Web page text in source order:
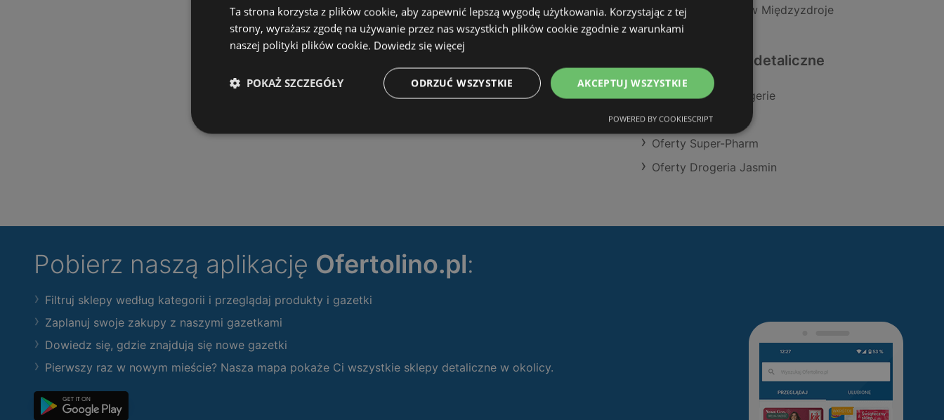
Sklepy Rossmann w Międzyzdroje
Podobne sklepy detaliczne
Oferty Natura Drogerie
Oferty Hebe
Oferty Super-Pharm
Oferty Drogeria Jasmin
Pobierz naszą aplikację Ofertolino.pl:
Filtruj sklepy według kategorii i przeglądaj produkty i gazetki
Zaplanuj swoje zakupy z naszymi gazetkami
Dowiedz się, gdzie znajdują się nowe gazetki
Pierwszy raz w nowym mieście? Nasza mapa pokaże Ci wszystkie sklepy detaliczne w okolicy.
Ta strona korzysta z plików cookie, aby zapewnić lepszą wygodę użytkowania. Korzystając z tej
strony, wyrażasz zgodę na używanie przez nas wszystkich plików cookie zgodnie z warunkami
naszej polityki plików cookie. Dowiedz się więcej
AKCEPTUJ WSZYSTKIE
ODRZUĆ WSZYSTKIE
POKAŻ SZCZEGÓŁY
POWERED BY COOKIESCRIPT